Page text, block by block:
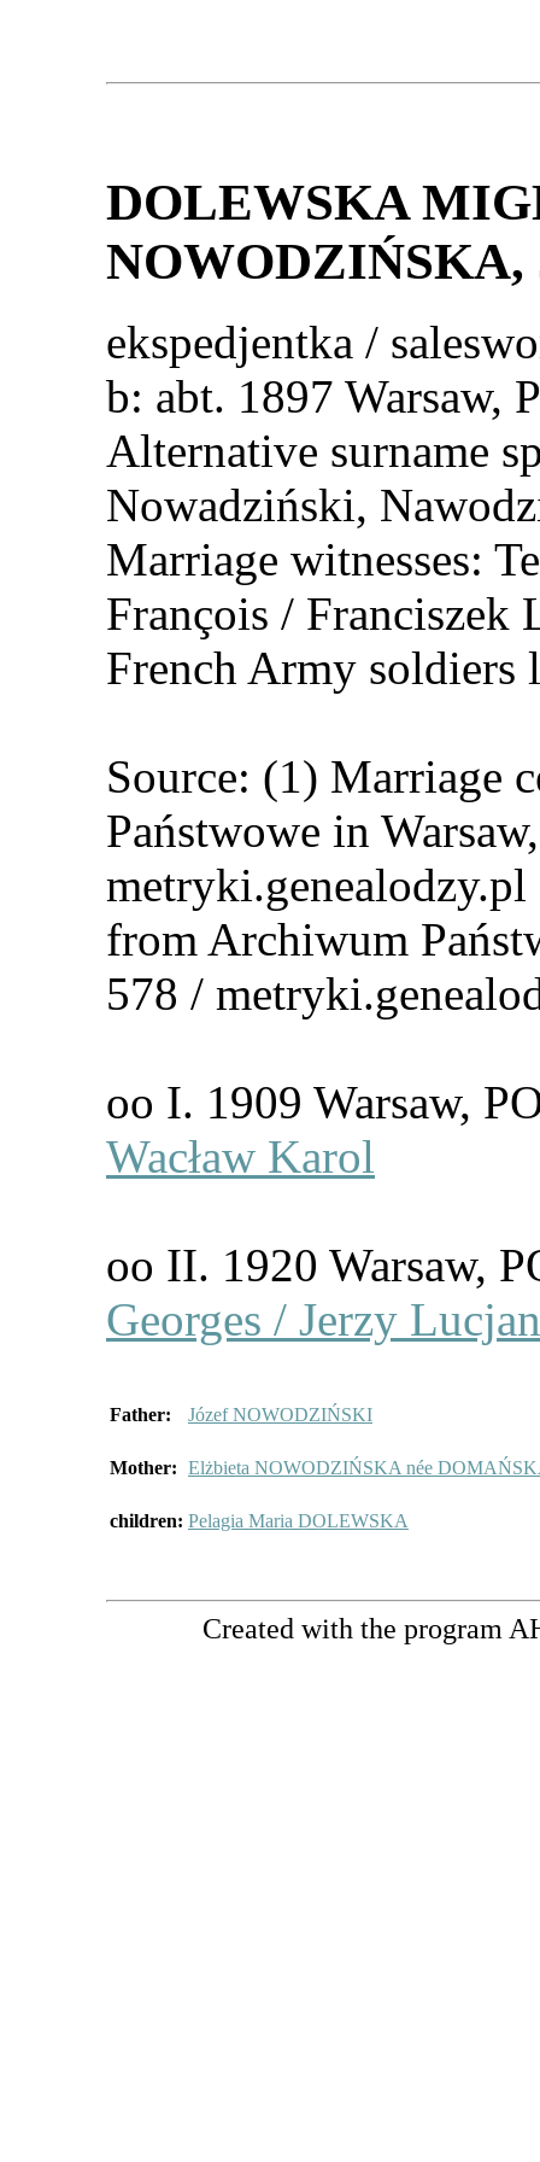
DOLEWSKA
NOWODZIŃSKA,
ekspedjentka /
b: abt. 1897 Warsaw,
Alternative surname
Nowadziński,
Marriage witnesses:
François / Franciszek
French Army soldiers
Source: (1) Marriage
Państwowe in
from Archiwum
578 /
oo I. 1909 Warsaw,
Wacław Karol
oo II. 1920 Warsaw,
Georges / Jerzy Lucjan
Father: Józef NOWODZIŃSKI
Mother: Elżbieta NOWODZIŃSKA née
children: Pelagia Maria DOLEWSKA
Created with the program